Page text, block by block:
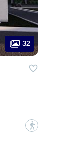
32
?